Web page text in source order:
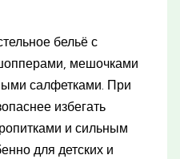
бельё с
мешочками
салфетками. При
избегать
и сильным
для детских и